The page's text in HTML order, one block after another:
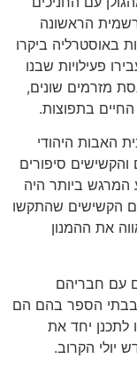
הראשונה
באוסטרליה ביקרו
פעילויות שבנו
מזרמים שונים,
החיים בתפוצות.
האבות היהודי
סיפורים
המרגש ביותר היה
הקשישים שהתקשו
את ההמנון
עם חבריהם
בבתי הספר בהם הם
לתכנן יחד את
יולי הקרוב.